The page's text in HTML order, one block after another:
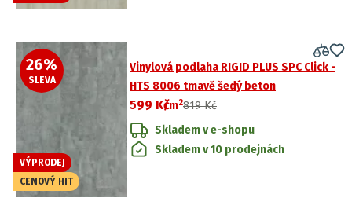
26%
SLEVA
VÝPRODEJ
CENOVÝ HIT
Vinylová podlaha RIGID PLUS SPC Click -
HTS 8006 tmavě šedý beton
599 Kč
/m2819 Kč
Skladem v e-shopu
Skladem v 10 prodejnách